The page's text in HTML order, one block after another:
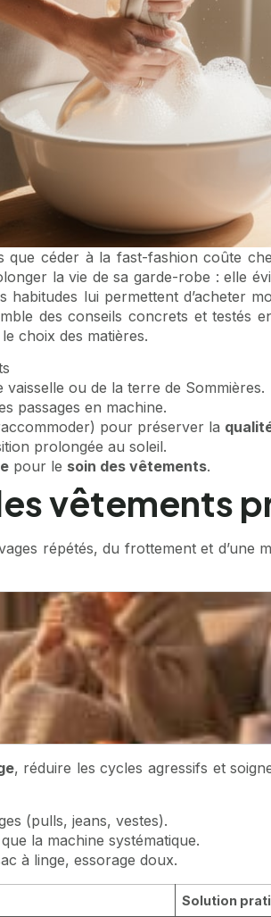
que céder à la fast-fashion coûte
la vie de sa garde-robe : elle
lui permettent d’acheter
des conseils concrets et testés
choix des matières.
ou de la terre de Sommières.
passages en machine.
pour préserver la
prolongée au soleil.
pour le soin des vêtements.
vêtements
répétés, du frottement et
, réduire les cycles agressifs et
(pulls, jeans, vestes).
la machine systématique.
à linge, essorage doux.
Solution